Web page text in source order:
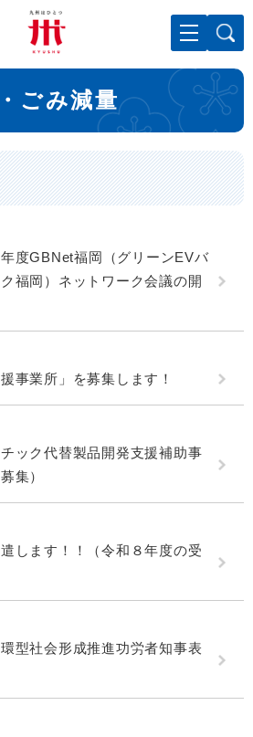
ーを飛ばして本文へ
ごみ減量
年度GBNet福岡（グリーンEVバ
福岡）ネットワーク会議の開
事業所」を募集します！
ック代替製品開発支援補助事
集）
します！！（令和８年度の受
型社会形成推進功労者知事表